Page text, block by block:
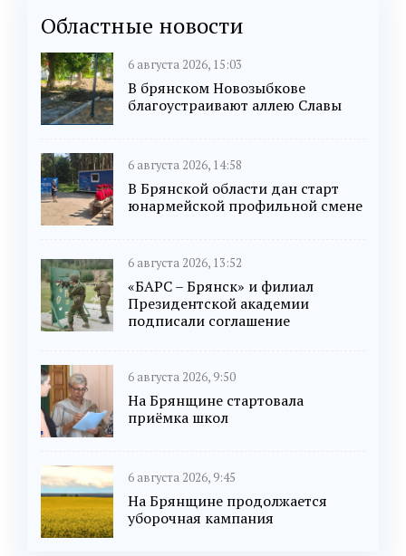
Областные новости
6 августа 2026, 15:03
В брянском Новозыбкове
благоустраивают аллею Славы
6 августа 2026, 14:58
В Брянской области дан старт
юнармейской профильной смене
6 августа 2026, 13:52
«БАРС – Брянск» и филиал
Президентской академии
подписали соглашение
6 августа 2026, 9:50
На Брянщине стартовала
приёмка школ
6 августа 2026, 9:45
На Брянщине продолжается
уборочная кампания